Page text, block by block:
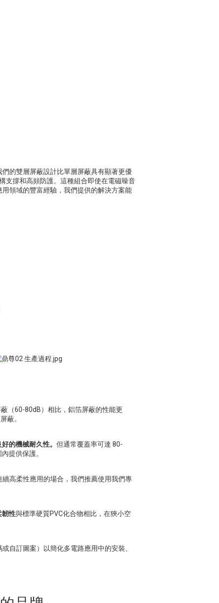
的雙層屏蔽設計比單層屏蔽具有顯著更優
支撐和高頻防護。這種組合即使在電磁噪音
領域的豐富經驗，我們提供的解決方案能
（60-80dB）相比，鋁箔屏蔽的性能更
蔽。
的機械耐久性。 但通常覆蓋率可達 80-
提供保護。
高柔性應用的場合，我們推薦使用我們專
韌性與標準硬質PVC化合物相比，在狹小空
或自訂圖案）以簡化多電路應用中的安裝、